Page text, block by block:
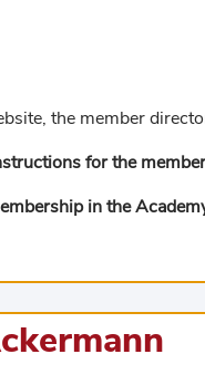
the member
for the
in the